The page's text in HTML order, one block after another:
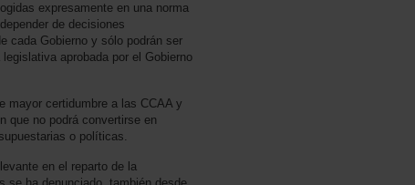
expresamente en una norma
de decisiones
cada Gobierno y sólo podrán ser
aprobada por el Gobierno
mayor certidumbre a las CCAA y
que no podrá convertirse en
o políticas.
en el reparto de la